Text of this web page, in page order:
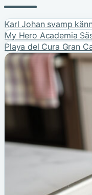
Karl Johan svamp
My Hero Academia
Playa del Cura Gran